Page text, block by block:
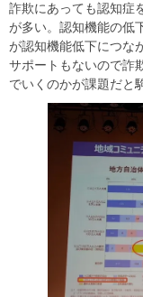
詐欺にあっても認知症
が多い。認知機能の低
が認知機能低下につな
サポートもないので詐
でいくのかが課題だと